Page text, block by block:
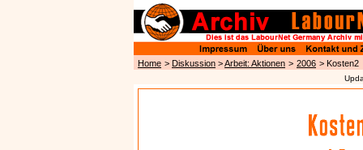
Home > Diskussion >Arbeit: Aktionen > 2006 > Kosten2